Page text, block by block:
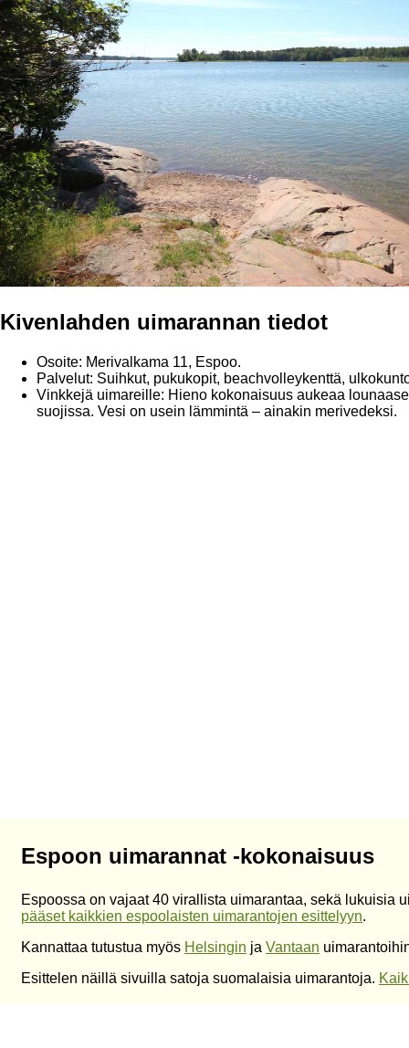
Kivenlahden uimarannan tiedot
Osoite: Merivalkama 11, Espoo.
Palvelut: Suihkut, pukukopit, beachvolleykenttä,
Vinkkejä uimareille: Hieno kokonaisuus aukeaa
suojissa. Vesi on usein lämmintä – ainakin merivedeksi.
Espoon uimarannat -kokonaisuus
Espoossa on vajaat 40 virallista uimarantaa, sekä lukuisia
pääset kaikkien espoolaisten uimarantojen esittelyyn.
Kannattaa tutustua myös Helsingin ja Vantaan
Esittelen näillä sivuilla satoja suomalaisia uimarantoja.